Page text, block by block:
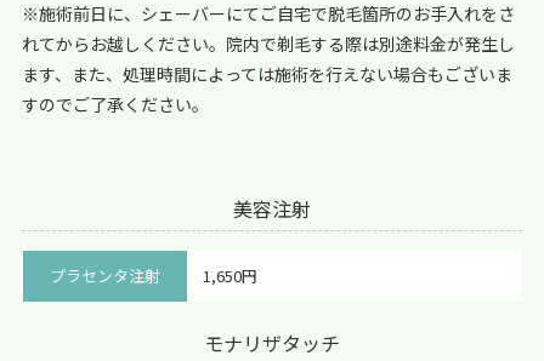
※施術前日に、シェーバーにてご自宅で脱毛箇所のお手入れをさ
れてからお越しください。院内で剃毛する際は別途料金が発生し
ます、また、処理時間によっては施術を行えない場合もございま
すのでご了承ください。
美容注射
プラセンタ注射 1,650円
モナリザタッチ